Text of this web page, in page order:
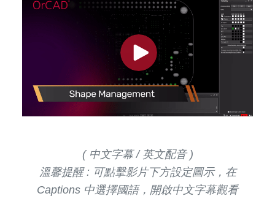
( 中文字幕 / 英文配音 )
溫馨提醒 : 可點擊影片下方設定圖示，在
Captions 中選擇國語，開啟中文字幕觀看